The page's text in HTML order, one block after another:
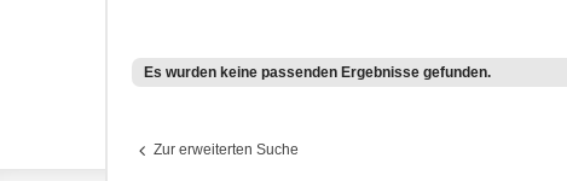
Es wurden keine passenden Ergebnisse gefunden.
Zur erweiterten Suche